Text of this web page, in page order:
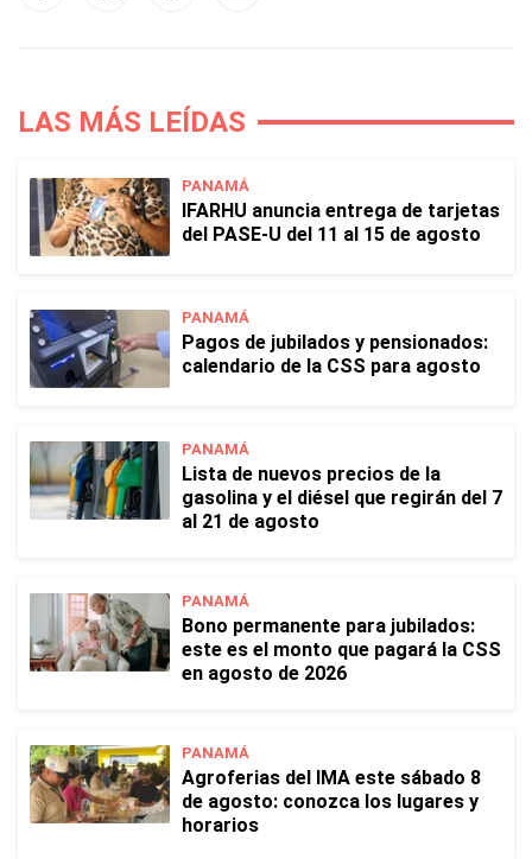
LAS MÁS LEÍDAS
PANAMÁ
IFARHU anuncia entrega de tarjetas
del PASE-U del 11 al 15 de agosto
PANAMÁ
Pagos de jubilados y pensionados:
calendario de la CSS para agosto
PANAMÁ
Lista de nuevos precios de la
gasolina y el diésel que regirán del 7
al 21 de agosto
PANAMÁ
Bono permanente para jubilados:
este es el monto que pagará la CSS
en agosto de 2026
PANAMÁ
Agroferias del IMA este sábado 8
de agosto: conozca los lugares y
horarios